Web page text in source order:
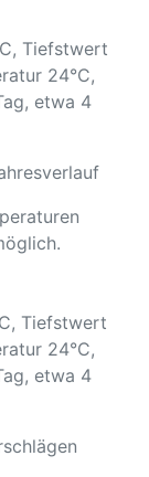
Tiefstwert
24°C,
etwa 4
Tiefstwert
24°C,
etwa 4